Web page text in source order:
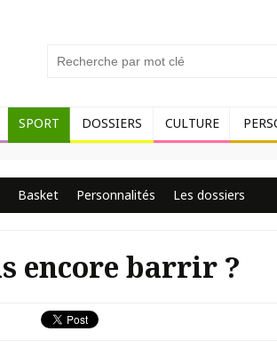
SPORT DOSSIERS CULTURE
Basket Personnalités Les dossiers
encore barrir ?